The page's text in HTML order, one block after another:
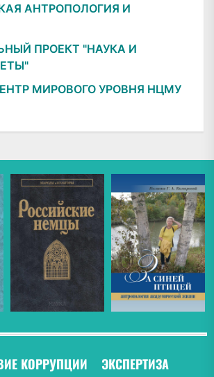
АНТРОПОЛОГИЯ И
ПРОЕКТ "НАУКА И
МИРОВОГО УРОВНЯ НЦМУ
КОРРУПЦИИ ЭКСПЕРТИЗА